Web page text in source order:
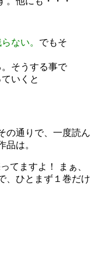
ない。 でもそ
。そうする事で
いくと
の通りで、一度読ん
品は。
てますよ！ まぁ、
、ひとまず１巻だけ